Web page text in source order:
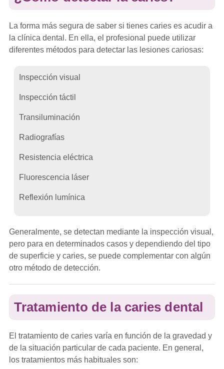
La forma más segura de saber si tienes caries es acudir a
la clínica dental. En ella, el profesional puede utilizar
diferentes métodos para detectar las lesiones cariosas:
Inspección visual
Inspección táctil
Transiluminación
Radiografías
Resistencia eléctrica
Fluorescencia láser
Reflexión lumínica
Generalmente, se detectan mediante la inspección visual,
pero para en determinados casos y dependiendo del tipo
de superficie y caries, se puede complementar con algún
otro método de detección.
Tratamiento de la caries dental
El tratamiento de caries varía en función de la gravedad y
de la situación particular de cada paciente. En general,
los tratamientos más habituales son: